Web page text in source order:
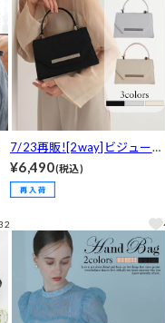
7/23再販![2way]ビジューラ
インパーティーバッグ
¥6,490(税込)